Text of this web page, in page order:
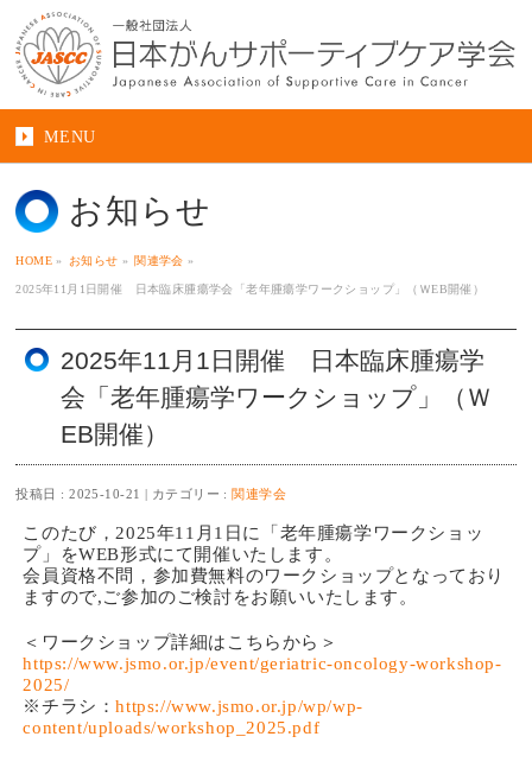
MENU
お知らせ
HOME » お知らせ » 関連学会 »
2025年11月1日開催 日本臨床腫瘍学会「老年腫瘍学ワークショップ」（ＷEB開催）
2025年11月1日開催 日本臨床腫瘍学
会「老年腫瘍学ワークショップ」（Ｗ
EB開催）
投稿日 : 2025-10-21 カテゴリー :関連学会
このたび，2025年11月1日に「老年腫瘍学ワークショッ
プ」をWEB形式にて開催いたします。
会員資格不問，参加費無料のワークショップとなっており
ますので,ご参加のご検討をお願いいたします。
＜ワークショップ詳細はこちらから＞
https://www.jsmo.or.jp/event/geriatric-oncology-workshop-
2025/
※チラシ：https://www.jsmo.or.jp/wp/wp-
content/uploads/workshop_2025.pdf